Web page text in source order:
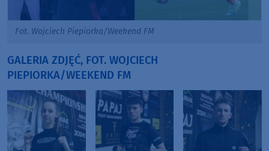
Fot. Wojciech Piepiorka/Weekend FM
GALERIA ZDJĘĆ, FOT. WOJCIECH
PIEPIORKA/WEEKEND FM